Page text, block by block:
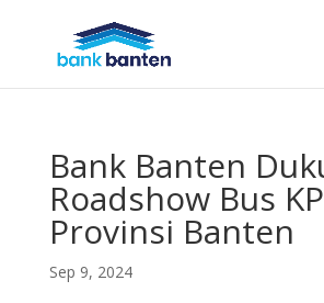
Bank Banten
Roadshow Bus
Provinsi Banten
Sep 9, 2024